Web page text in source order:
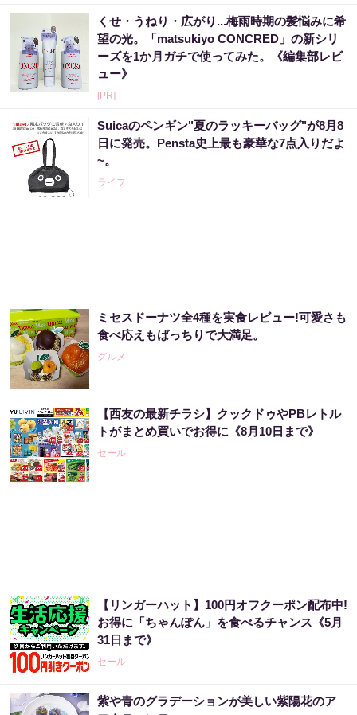
くせ・うねり・広がり...梅雨時期の髪悩みに希
望の光。「matsukiyo CONCRED」の新シリ
ーズを1か月ガチで使ってみた。《編集部レビ
ュー》
[PR]
Suicaのペンギン"夏のラッキーバッグ"が8月8
日に発売。Pensta史上最も豪華な7点入りだよ
~。
ライフ
ミセスドーナツ全4種を実食レビュー!可愛さも
食べ応えもばっちりで大満足。
グルメ
【西友の最新チラシ】クックドゥやPBレトル
トがまとめ買いでお得に《8月10日まで》
セール
【リンガーハット】100円オフクーポン配布中!
お得に「ちゃんぽん」を食べるチャンス《5月
31日まで》
セール
紫や青のグラデーションが美しい紫陽花のア